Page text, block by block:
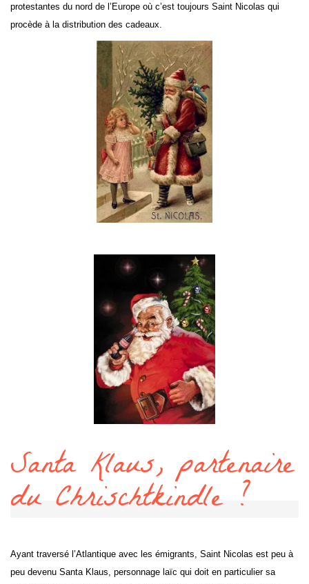
protestantes du nord de l’Europe où c’est toujours Saint Nicolas qui
procède à la distribution des cadeaux.
Santa Klaus, partenaire
du Chrischtkindle ?
Ayant traversé l’Atlantique avec les émigrants, Saint Nicolas est peu à
peu devenu Santa Klaus, personnage laïc qui doit en particulier sa